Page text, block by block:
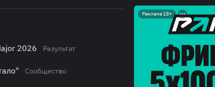
2026 Результат
Сообщество
Реклама 18+